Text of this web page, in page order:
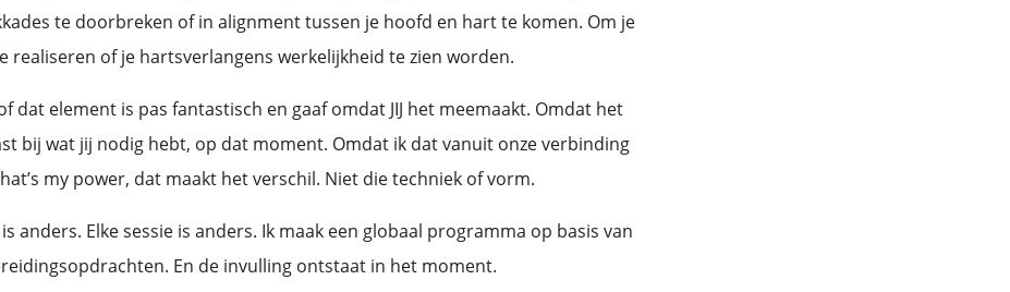
te doorbreken of in alignment tussen je hoofd en hart te komen. Om je
realiseren of je hartsverlangens werkelijkheid te zien worden.
dat element is pas fantastisch en gaaf omdat JIJ het meemaakt. Omdat het
bij wat jij nodig hebt, op dat moment. Omdat ik dat vanuit onze verbinding
my power, dat maakt het verschil. Niet die techniek of vorm.
anders. Elke sessie is anders. Ik maak een globaal programma op basis van
En de invulling ontstaat in het moment.